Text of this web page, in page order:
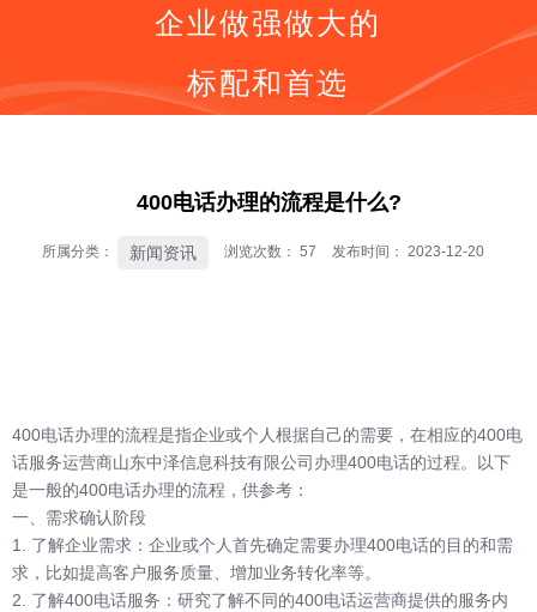
全国400电话受理中心
400号码呼叫中心平台技术服务商
同等价格，号码更好
企业做强做大的
标配和首选
400电话办理的流程是什么?
所属分类： 新闻资讯 浏览次数： 57 发布时间： 2023-12-20
400电话办理的流程是指企业或个人根据自己的需要，在相应的400电
话服务运营商山东中泽信息科技有限公司办理400电话的过程。以下
是一般的400电话办理的流程，供参考：
一、需求确认阶段
1. 了解企业需求：企业或个人首先确定需要办理400电话的目的和需
求，比如提高客户服务质量、增加业务转化率等。
2. 了解400电话服务：研究了解不同的400电话运营商提供的服务内